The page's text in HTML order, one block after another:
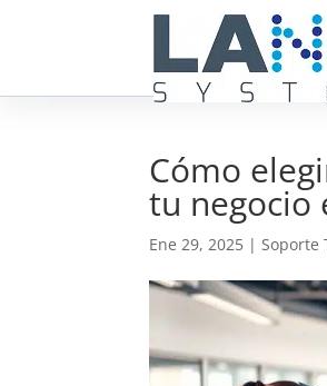
Cómo
tu negocio
Ene 29, 2025 |Soporte